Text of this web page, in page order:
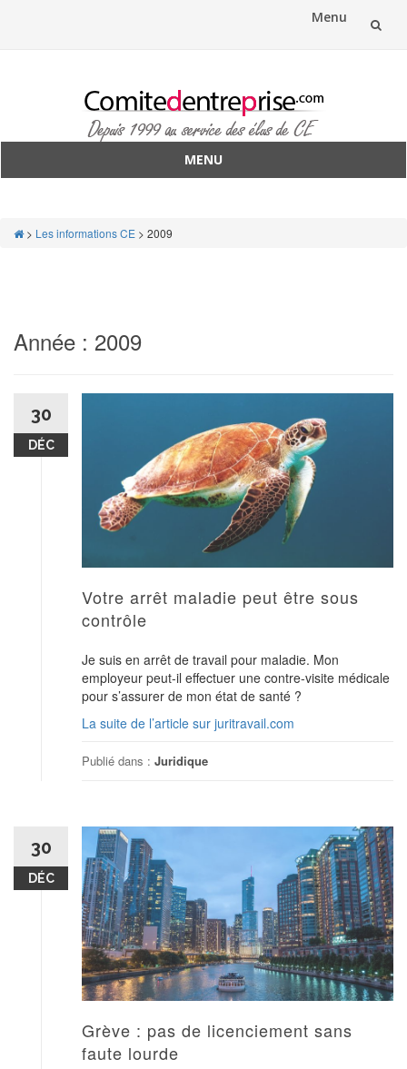
Menu
MENU
> Les informations CE > 2009
Année : 2009
30
DÉC
Votre arrêt maladie peut être sous
contrôle
Je suis en arrêt de travail pour maladie. Mon
employeur peut-il effectuer une contre-visite médicale
pour s’assurer de mon état de santé ?
La suite de l’article sur juritravail.com
Publié dans : Juridique
30
DÉC
Grève : pas de licenciement sans
faute lourde